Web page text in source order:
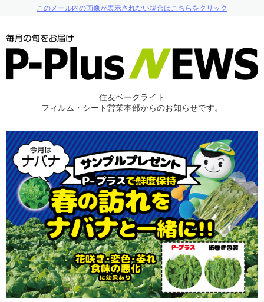
このメール内の画像が表示されない場合はこちらをクリック
住友ベークライト
フィルム・シート営業本部からのお知らせです。